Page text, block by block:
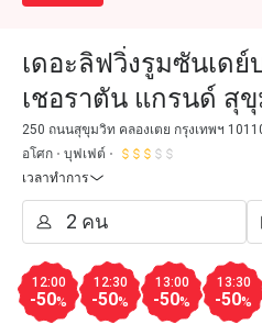
เดอะลิฟวิ่งรูมซันเดย์บรันช์ @
เชอราตัน แกรนด์ สุ
Room @ Sheraton
Hotel)
250 ถนนสุขุมวิท คลองเตย กรุงเทพฯ
อโศก
บุฟเฟต์
เวลาทำการ
12:00
-50%
12:30
-50%
13:00
-50%
13:30
-50%